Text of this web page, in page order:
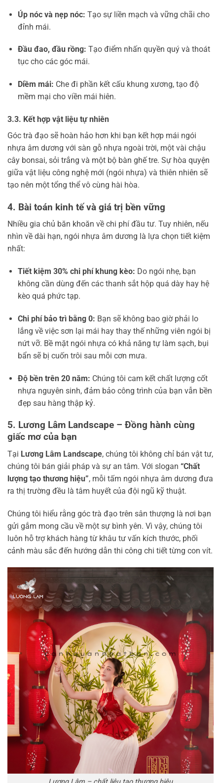
Úp nóc và nẹp nóc: Tạo sự liền mạch và vững chãi cho
đỉnh mái.
Đầu đao, đầu rồng: Tạo điểm nhấn quyền quý và thoát
tục cho các góc mái.
Diềm mái: Che đi phần kết cấu khung xương, tạo độ
mềm mại cho viền mái hiên.
3.3. Kết hợp vật liệu tự nhiên
Góc trà đạo sẽ hoàn hảo hơn khi bạn kết hợp mái ngói
nhựa âm dương với sàn gỗ nhựa ngoài trời, một vài chậu
cây bonsai, sỏi trắng và một bộ bàn ghế tre. Sự hòa quyện
giữa vật liệu công nghệ mới (ngói nhựa) và thiên nhiên sẽ
tạo nên một tổng thể vô cùng hài hòa.
4. Bài toán kinh tế và giá trị bền vững
Nhiều gia chủ băn khoăn về chi phí đầu tư. Tuy nhiên, nếu
nhìn về dài hạn, ngói nhựa âm dương là lựa chọn tiết kiệm
nhất:
Tiết kiệm 30% chi phí khung kèo: Do ngói nhẹ, bạn
không cần dùng đến các thanh sắt hộp quá dày hay hệ
kèo quá phức tạp.
Chi phí bảo trì bằng 0: Bạn sẽ không bao giờ phải lo
lắng về việc sơn lại mái hay thay thế những viên ngói bị
nứt vỡ. Bề mặt ngói nhựa có khả năng tự làm sạch, bụi
bẩn sẽ bị cuốn trôi sau mỗi cơn mưa.
Độ bền trên 20 năm: Chúng tôi cam kết chất lượng cốt
nhựa nguyên sinh, đảm bảo công trình của bạn vẫn bền
đẹp sau hàng thập kỷ.
5. Lương Lâm Landscape – Đồng hành cùng
giấc mơ của bạn
Tại Lương Lâm Landscape, chúng tôi không chỉ bán vật tư,
chúng tôi bán giải pháp và sự an tâm. Với slogan “Chất
lượng tạo thương hiệu”, mỗi tấm ngói nhựa âm dương đưa
ra thị trường đều là tâm huyết của đội ngũ kỹ thuật.
Chúng tôi hiểu rằng góc trà đạo trên sân thượng là nơi bạn
gửi gắm mong cầu về một sự bình yên. Vì vậy, chúng tôi
luôn hỗ trợ khách hàng từ khâu tư vấn kích thước, phối
cảnh màu sắc đến hướng dẫn thi công chi tiết từng con vít.